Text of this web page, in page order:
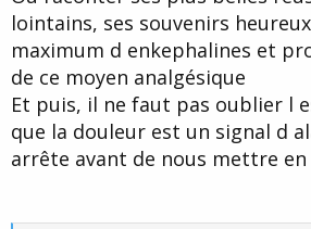
lointains, ses souvenirs
maximum d enkephalines et
de ce moyen analgésique
Et puis, il ne faut pas oublier l
que la douleur est un signal d
arrête avant de nous mettre